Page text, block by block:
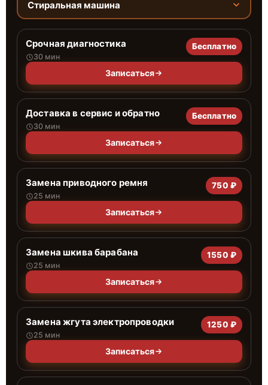
Стиральная машина
Срочная диагностика
30 мин
Бесплатно
Записаться
Доставка в сервис и обратно
30 мин
Бесплатно
Записаться
Замена приводного ремня
25 мин
750 ₽
Записаться
Замена шкива барабана
25 мин
1550 ₽
Записаться
Замена жгута электропроводки
25 мин
1250 ₽
Записаться